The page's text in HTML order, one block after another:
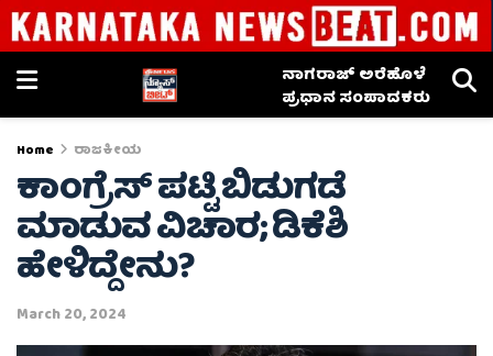
ನಾಗರಾಜ್ ಅರೆಹೊಳೆ
ಪ್ರಧಾನ ಸಂಪಾದಕರು
Home ರಾಜಕೀಯ
ಕಾಂಗ್ರೆಸ್ ಪಟ್ಟಿ ಬಿಡುಗಡೆ
ಮಾಡುವ ವಿಚಾರ; ಡಿಕೆಶಿ
ಹೇಳಿದ್ದೇನು?
March 20, 2024